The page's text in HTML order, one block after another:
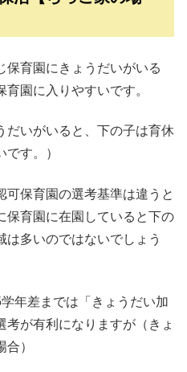
保育園にきょうだいがいる
園に入りやすいです。
だいがいると、下の子は育休
す。）
保育園の選考基準は違うと
保育園に在園していると下の
多いのではないでしょう
年差までは「きょうだい加
考が有利になりますが（きょ
）